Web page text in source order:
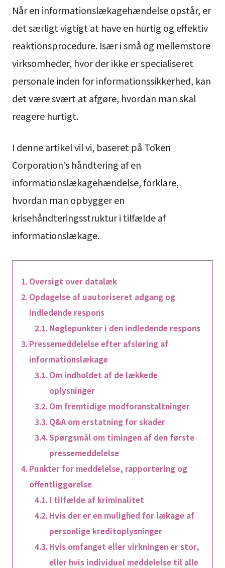
Når en informationslækagehændelse opstår, er
det særligt vigtigt at have en hurtig og effektiv
reaktionsprocedure. Især i små og mellemstore
virksomheder, hvor der ikke er specialiseret
personale inden for informationssikkerhed, kan
det være svært at afgøre, hvordan man skal
reagere hurtigt.
I denne artikel vil vi, baseret på Tōken
Corporation’s håndtering af en
informationslækagehændelse, forklare,
hvordan man opbygger en
krisehåndteringsstruktur i tilfælde af
informationslækage.
Oversigt over datalæk
Opdagelse af uautoriseret adgang og
indledende respons
Nøglepunkter i den indledende respons
Pressemeddelelse efter afsløring af
informationslækage
Om indholdet af de lækkede
oplysninger
Om fremtidige modforanstaltninger
Q&A om erstatning for skader
Spørgsmål om timingen af den første
pressemeddelelse
Punkter for meddelelse, rapportering og
offentliggørelse
I tilfælde af kriminalitet
Hvis der er en mulighed for lækage af
personlige kreditoplysninger
Hvis omfanget eller virkningen er stor,
eller hvis individuel meddelelse til alle